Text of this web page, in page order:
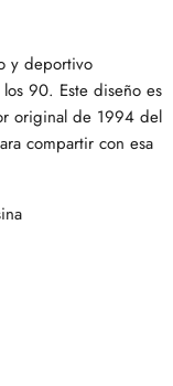
y deportivo
90. Este diseño es
original de 1994 del
compartir con esa